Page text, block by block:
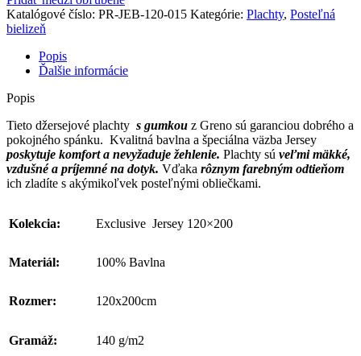
Katalógové číslo: PR-JEB-120-015 Kategórie: Plachty, Posteľná
bielizeň
Popis
Ďalšie informácie
Popis
Tieto džersejové plachty s gumkou z Greno sú garanciou dobrého a
pokojného spánku. Kvalitná bavlna a špeciálna väzba Jersey
poskytuje komfort a nevyžaduje žehlenie. Plachty sú veľmi mäkké,
vzdušné a príjemné na dotyk. Vďaka rôznym farebným odtieňom
ich zladíte s akýmikoľvek posteľnými obliečkami.
Kolekcia: Exclusive Jersey 120×200
Materiál: 100% Bavlna
Rozmer: 120x200cm
Gramáž: 140 g/m2